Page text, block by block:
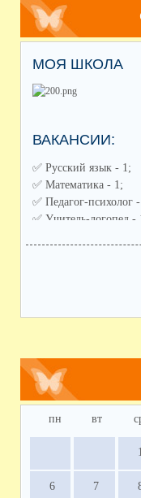
МОЯ ШКОЛА
ВАКАНСИИ:
✅️ Русский язык - 1;
✅️ Математика - 1;
✅️ Педагог-психолог
✅️ Учитель-логопед -
пн вт
1
6 7